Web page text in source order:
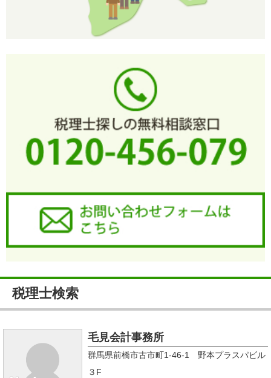
税理士検索
毛見会計事務所
群馬県前橋市古市町1-46-1 野本プラスパビル
３F